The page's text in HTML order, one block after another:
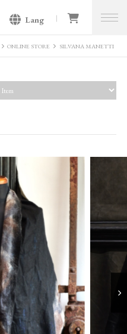
Lang
ONLINE STORE SILVANA MANETTI